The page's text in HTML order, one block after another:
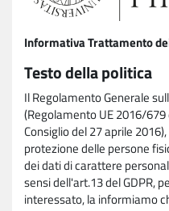
Informativa Trattamento
Testo della politica
Il Regolamento Generale
(Regolamento UE 2016/
Consiglio del 27 aprile
protezione delle persone
dei dati di carattere
sensi dell'art.13 del GDPR,
interessato, la informiamo